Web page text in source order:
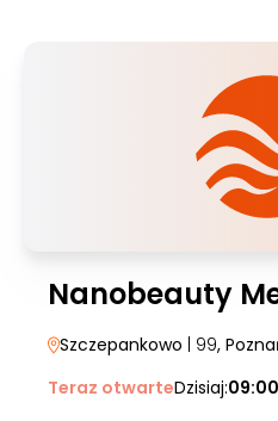
Nanobeauty
Szczepankowo | 99,
Teraz otwarteDzisiaj: